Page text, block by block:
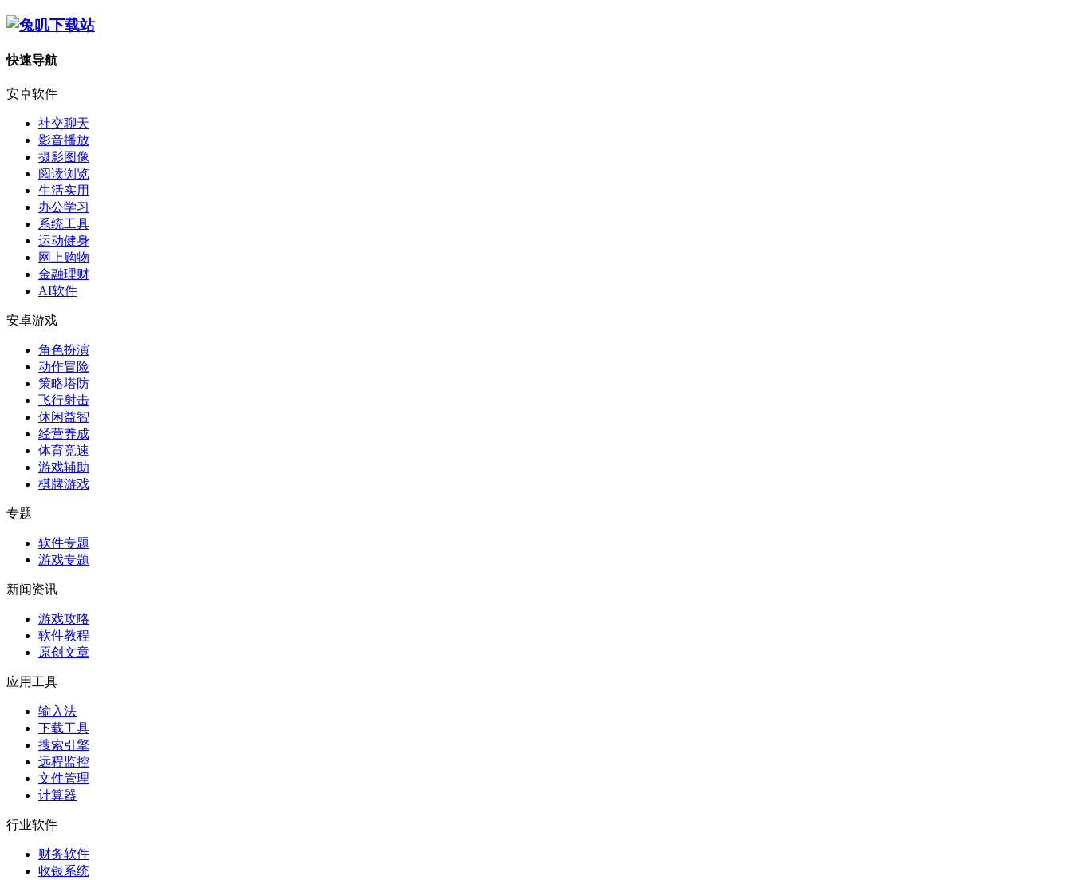
快速导航
安卓软件
社交聊天
影音播放
摄影图像
阅读浏览
生活实用
办公学习
系统工具
运动健身
网上购物
金融理财
AI软件
安卓游戏
角色扮演
动作冒险
策略塔防
飞行射击
休闲益智
经营养成
体育竞速
游戏辅助
棋牌游戏
专题
软件专题
游戏专题
新闻资讯
游戏攻略
软件教程
原创文章
应用工具
输入法
下载工具
搜索引擎
远程监控
文件管理
计算器
行业软件
财务软件
收银系统